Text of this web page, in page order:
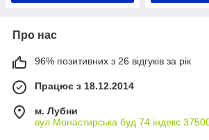
Про нас
96% позитивних з 26 відгуків за рік
Працює з 18.12.2014
м. Лубни
вул Монастирська буд 74 індекс